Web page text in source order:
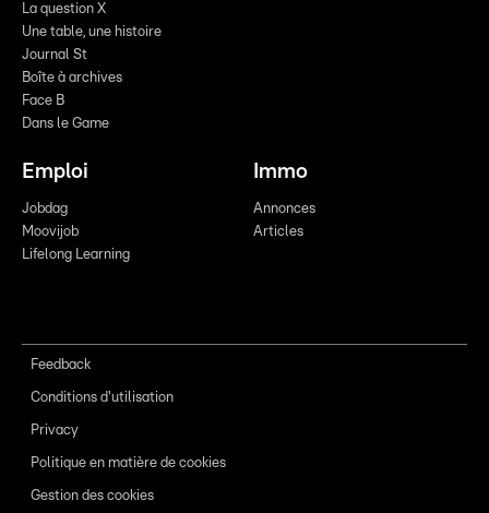
La question X
Une table, une histoire
Journal St
Boîte à archives
Face B
Dans le Game
Emploi
Jobdag
Moovijob
Lifelong Learning
Immo
Annonces
Articles
Feedback
Conditions d'utilisation
Privacy
Politique en matière de cookies
Gestion des cookies